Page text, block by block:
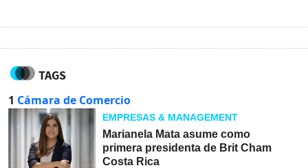
TAGS
1 Cámara de Comercio
EMPRESAS & MANAGEMENT
Marianela Mata asume como
primera presidenta de Brit Cham
Costa Rica